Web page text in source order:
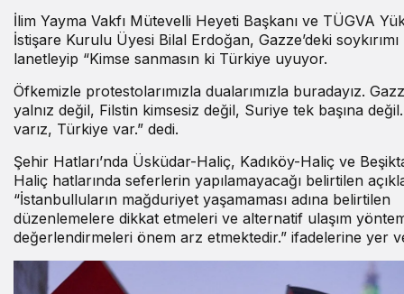
İlim Yayma Vakfı Mütevelli Heyeti Başkanı ve TÜGVA
İstişare Kurulu Üyesi Bilal Erdoğan, Gazze’deki soykırımı
lanetleyip “Kimse sanmasın ki Türkiye uyuyor.
Öfkemizle protestolarımızla dualarımızla buradayız.
yalnız değil, Filstin kimsesiz değil, Suriye tek başına
varız, Türkiye var.” dedi.
Şehir Hatları’nda Üsküdar-Haliç, Kadıköy-Haliç ve
Haliç hatlarında seferlerin yapılamayacağı belirtilen
“İstanbulluların mağduriyet yaşamaması adına belirtilen
düzenlemelere dikkat etmeleri ve alternatif ulaşım
değerlendirmeleri önem arz etmektedir.” ifadelerine yer